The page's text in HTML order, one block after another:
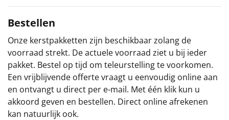
Kerstgeschenken 2026
Cadeaubon
Per stuk
Alle overige
Bestellen
Onze kerstpakketten zijn beschikbaar zolang de
voorraad strekt. De actuele voorraad ziet u bij ieder
pakket. Bestel op tijd om teleurstelling te voorkomen.
Een vrijblijvende offerte vraagt u eenvoudig online aan
en ontvangt u direct per e-mail. Met één klik kun u
akkoord geven en bestellen. Direct online afrekenen
kan natuurlijk ook.